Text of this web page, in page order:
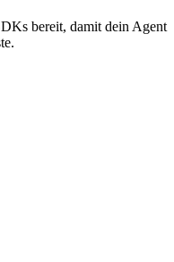
bereit, damit dein Agent